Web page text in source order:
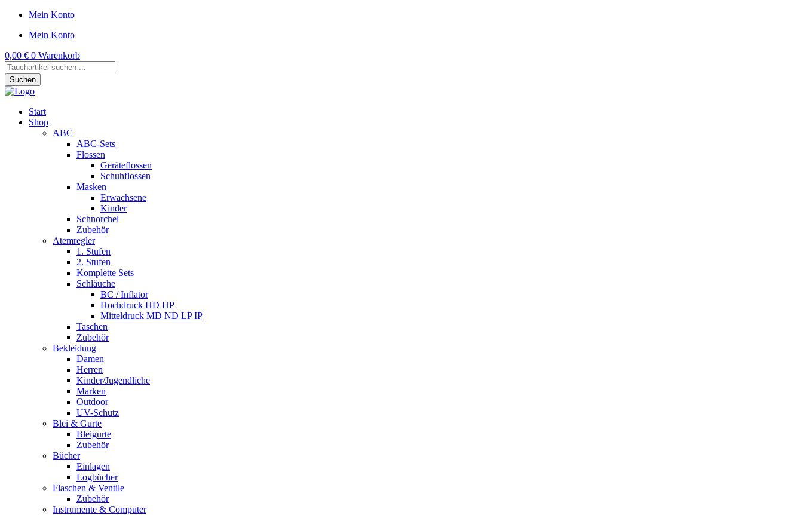
Mein Konto
Mein Konto
0,00 € 0 Warenkorb
Products
search
Suchen
Start
Shop
ABC
ABC-Sets
Flossen
Geräteflossen
Schuhflossen
Masken
Erwachsene
Kinder
Schnorchel
Zubehör
Atemregler
1. Stufen
2. Stufen
Komplette Sets
Schläuche
BC / Inflator
Hochdruck HD HP
Mitteldruck MD ND LP IP
Taschen
Zubehör
Bekleidung
Damen
Herren
Kinder/Jugendliche
Marken
Outdoor
UV-Schutz
Blei & Gurte
Bleigurte
Zubehör
Bücher
Einlagen
Logbücher
Flaschen & Ventile
Zubehör
Instrumente & Computer